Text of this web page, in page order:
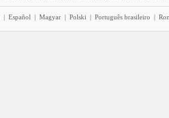
| Español | Magyar | Polski | Português brasileiro |